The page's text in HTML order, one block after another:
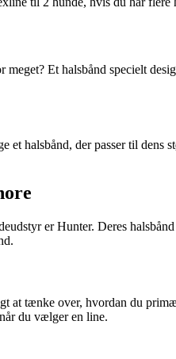
meget? Et halsbånd specielt
halsbånd, der passer til dens
er Hunter. Deres
at tænke over, hvordan du
du vælger en line.